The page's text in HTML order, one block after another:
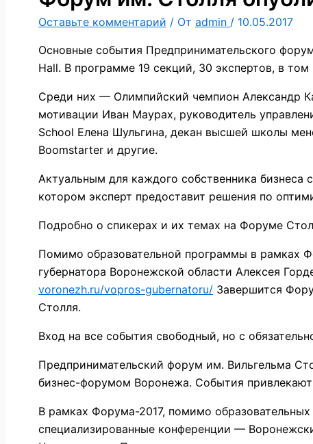
Оставьте комментарий / От admin / 10.05.2017
Основные события Предпринимательского
Hall. В программе 19 секций, 30 экспертов, в
Среди них — Олимпийский чемпион Александр
мотивации Иван Маурах, руководитель
School Елена Шульгина, декан высшей школы
Boomstarter и другие.
Актуальным для каждого собственника
котором эксперт предоставит решения по
Подробно о спикерах и их темах на Форуме
Помимо образовательной программы в рамках
губернатора Воронежской области Алексея
voronezh.ru/vopros-gubernatoru/ Завершится
Столля.
Вход на все события свободный, но с
Предпринимательский форум им. Вильгельма
бизнес-форумом Воронежа. События привлекают
В рамках Форума-2017, помимо
специализированные конференции —